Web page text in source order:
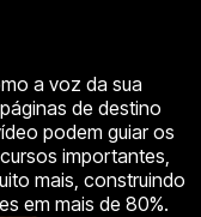
a voz da sua
de destino
podem guiar os
importantes,
mais, construindo
em mais de 80%.